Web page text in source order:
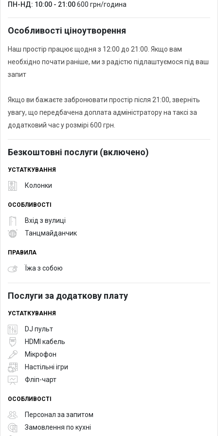
ПН-НД: 10:00 - 21:00600 грн/година
Особливості ціноутворення
Наш простір працює щодня з 12:00 до 21:00. Якщо вам
необхідно почати раніше, ми з радістю підлаштуємося під ваш
запит
Якщо ви бажаєте забронювати простір після 21:00, зверніть
увагу, що передбачена доплата адміністратору на таксі за
додатковий час у розмірі 600 грн.
Безкоштовні послуги (включено)
УСТАТКУВАННЯ
Колонки
ОСОБЛИВОСТІ
Вхід з вулиці
Танцмайданчик
ПРАВИЛА
Їжа з собою
Послуги за додаткову плату
УСТАТКУВАННЯ
DJ пульт
HDMI кабель
Мікрофон
Настільні ігри
Фліп-чарт
ОСОБЛИВОСТІ
Персонал за запитом
Замовлення по кухні